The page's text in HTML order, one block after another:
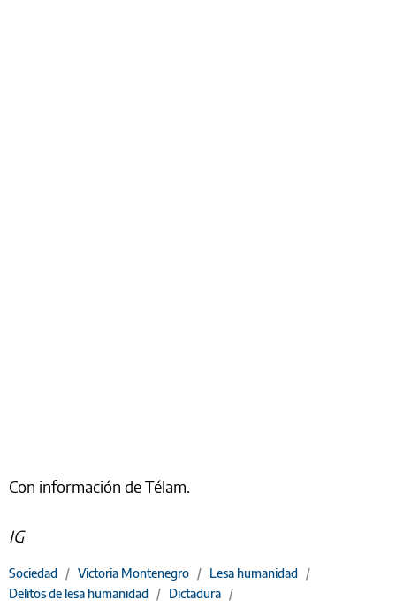
Con información de Télam.
IG
Sociedad / Victoria Montenegro / Lesa humanidad /
Delitos de lesa humanidad / Dictadura /